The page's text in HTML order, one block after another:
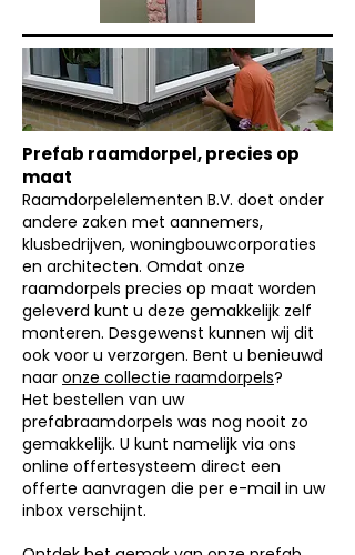
Prefab raamdorpel, precies op
maat
Raamdorpelelementen B.V. doet onder
andere zaken met aannemers,
klusbedrijven, woningbouwcorporaties
en architecten. Omdat onze
raamdorpels precies op maat worden
geleverd kunt u deze gemakkelijk zelf
monteren. Desgewenst kunnen wij dit
ook voor u verzorgen. Bent u benieuwd
naar onze collectie raamdorpels?
Het bestellen van uw
prefabraamdorpels was nog nooit zo
gemakkelijk. U kunt namelijk via ons
online offertesysteem direct een
offerte aanvragen die per e-mail in uw
inbox verschijnt.